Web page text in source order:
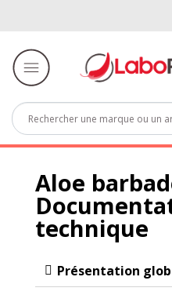
Aloe
technique
Présentation